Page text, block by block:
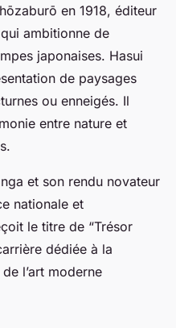
en 1918, éditeur
ambitionne de
japonaises. Hasui
de paysages
ou enneigés. Il
entre nature et
et son rendu novateur
nationale et
le titre de “Trésor
dédiée à la
l’art moderne